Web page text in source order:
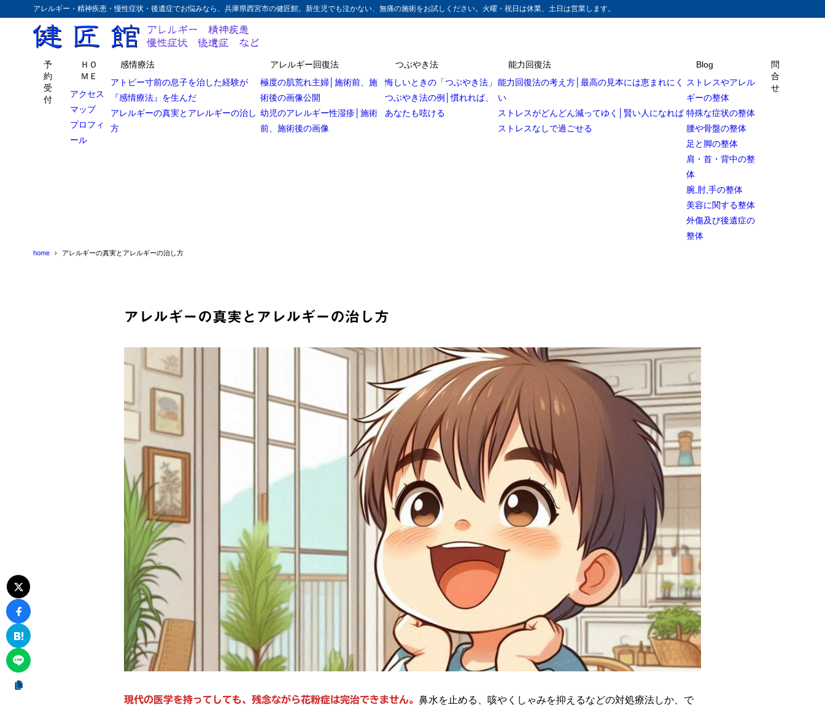
アレルギー・精神疾患・慢性症状・後遺症でお悩みなら、兵庫県西宮市の健匠館。新生児でも泣かない、無痛の施術をお試しください。火曜・祝日は休業、土日は営業します。
予
約
受
付
ＨＯ
ＭＥ
アクセス
マップ
プロフィ
ール
感情療法
アトピー寸前の息子を治した経験が
『感情療法』を生んだ
アレルギーの真実とアレルギーの治し
方
アレルギー回復法
極度の肌荒れ主婦│施術前、施
術後の画像公開
幼児のアレルギー性湿疹│施術
前、施術後の画像
つぶやき法
悔しいときの「つぶやき法」
つぶやき法の例│慣れれば、
あなたも呟ける
能力回復法
能力回復法の考え方│最高の見本には恵まれにく
い
ストレスがどんどん減ってゆく│賢い人になれば
ストレスなしで過ごせる
Blog
ストレスやアレル
ギーの整体
特殊な症状の整体
腰や骨盤の整体
足と脚の整体
肩・首・背中の整
体
腕,肘,手の整体
美容に関する整体
外傷及び後遺症の
整体
問
合
せ
home アレルギーの真実とアレルギーの治し方
アレルギーの真実とアレルギーの治し方
現代の医学を持ってしても、残念ながら花粉症は完治できません。 鼻水を止める、咳やくしゃみを抑えるなどの対処療法しか、で